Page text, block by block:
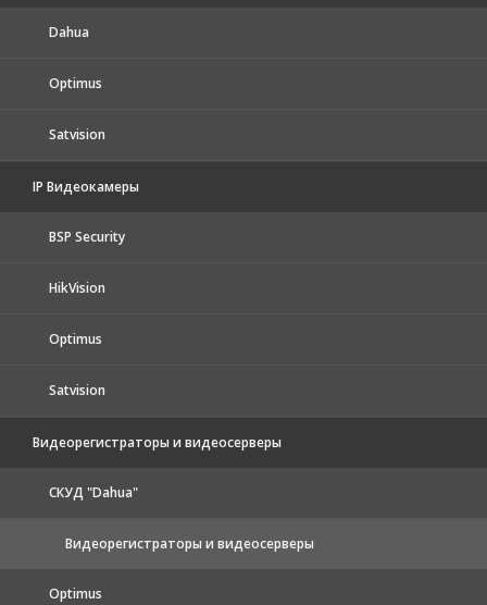
Dahua
Optimus
Satvision
IP Видеокамеры
BSP Security
HikVision
Optimus
Satvision
Видеорегистраторы и видеосерверы
CКУД "Dahua"
Видеорегистраторы и видеосерверы
Optimus